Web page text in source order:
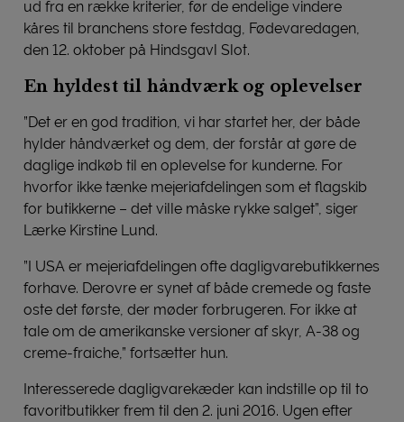
ud fra en række kriterier, før de endelige vindere
kåres til branchens store festdag, Fødevaredagen,
den 12. oktober på Hindsgavl Slot.
En hyldest til håndværk og oplevelser
”Det er en god tradition, vi har startet her, der både
hylder håndværket og dem, der forstår at gøre de
daglige indkøb til en oplevelse for kunderne. For
hvorfor ikke tænke mejeriafdelingen som et flagskib
for butikkerne – det ville måske rykke salget”, siger
Lærke Kirstine Lund.
”I USA er mejeriafdelingen ofte dagligvarebutikkernes
forhave. Derovre er synet af både cremede og faste
oste det første, der møder forbrugeren. For ikke at
tale om de amerikanske versioner af skyr, A-38 og
creme-fraiche,” fortsætter hun.
Interesserede dagligvarekæder kan indstille op til to
favoritbutikker frem til den 2. juni 2016. Ugen efter